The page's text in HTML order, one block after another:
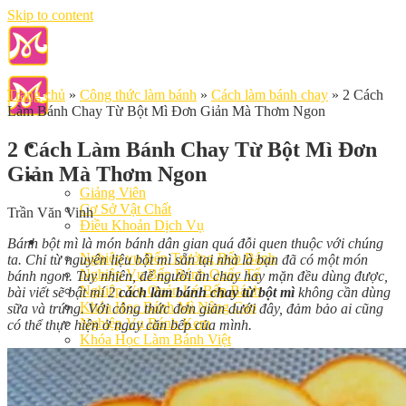
Skip to content
Giới Thiệu
Giảng Viên
Cơ Sở Vật Chất
Điều Khoản Dịch Vụ
Học Làm Bánh
Nghiệp vụ Bếp Trưởng Bếp Bánh
Nghiệp Vụ Bếp Bánh Quốc Tế
Nghiệp Vụ Quản Lý Bếp Bánh
Khóa Học Bánh Mì Nâng Cao
Nghiệp Vụ Bánh Kem
Khóa Học Làm Bánh Việt
Khóa Học Làm Bánh Nhật
Khóa Học Bánh Đài Loan
Học Làm Bánh Ngắn Hạn
Trang chủ » Công thức làm bánh » Cách làm bánh chay » 2 Cách
Làm Bánh Chay Từ Bột Mì Đơn Giản Mà Thơm Ngon
2 Cách Làm Bánh Chay Từ Bột Mì Đơn
Giản Mà Thơm Ngon
Trần Văn Vinh
Bánh bột mì là món bánh dân gian quá đỗi quen thuộc với chúng
ta. Chỉ từ nguyên liệu bột mì sẵn tại nhà là bạn đã có một món
bánh ngon. Tuy nhiên, để người ăn chay hay mặn đều dùng được,
bài viết sẽ bật mí 2cách làm bánh chay từ bột mì không cần dùng
sữa và trứng. Với công thức đơn giản dưới đây, đảm bảo ai cũng
có thể thực hiện ở ngay căn bếp của mình.